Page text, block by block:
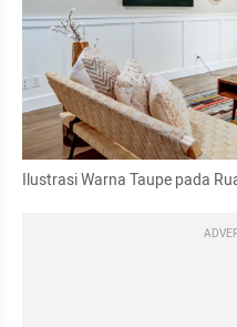
Ilustrasi Warna Taupe pada